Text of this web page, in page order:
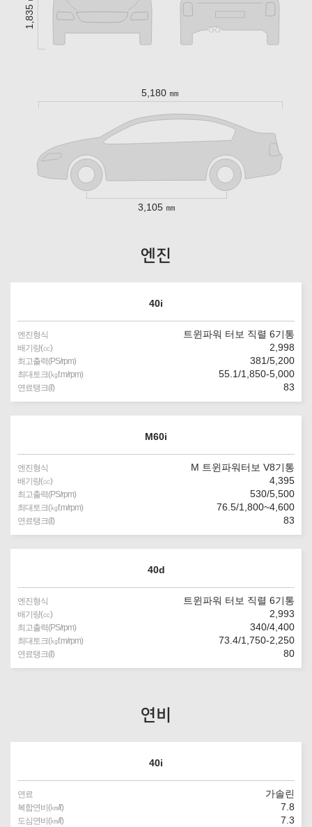
1,835 ㎜
5,180 ㎜
3,105 ㎜
엔진
40i
엔진형식 트윈파워 터보 직렬 6기통
배기량(㏄) 2,998
최고출력(PS/rpm) 381/5,200
최대토크(㎏f.m/rpm) 55.1/1,850-5,000
연료탱크(ℓ) 83
M60i
엔진형식 M 트윈파워터보 V8기통
배기량(㏄) 4,395
최고출력(PS/rpm) 530/5,500
최대토크(㎏f.m/rpm) 76.5/1,800~4,600
연료탱크(ℓ) 83
40d
엔진형식 트윈파워 터보 직렬 6기통
배기량(㏄) 2,993
최고출력(PS/rpm) 340/4,400
최대토크(㎏f.m/rpm) 73.4/1,750-2,250
연료탱크(ℓ) 80
연비
40i
연료 가솔린
복합연비(㎞/ℓ) 7.8
도심연비(㎞/ℓ) 7.3